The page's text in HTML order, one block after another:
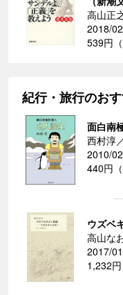
高山正
2018/
539円（
紀行・旅行のお
面白南
西村淳
2010/
440円（
ウズベ
高山な
2017/
1,232円